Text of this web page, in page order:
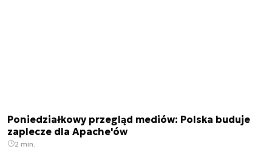
Poniedziałkowy przegląd mediów: Polska buduje
zaplecze dla Apache'ów
2 min.